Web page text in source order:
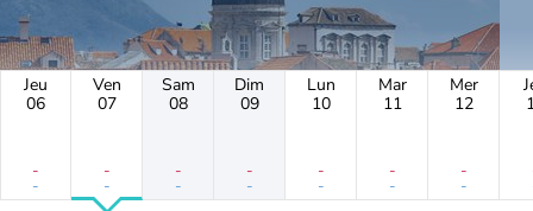
Jeu
06
-
-
Ven
07
-
-
Sam
08
-
-
Dim
09
-
-
Lun
10
-
-
Mar
11
-
-
Mer
12
-
-